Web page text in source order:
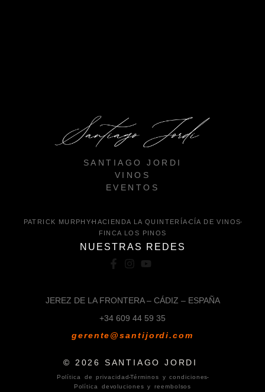
SANTIAGO JORDI
VINOS
EVENTOS
PATRICK MURPHYHACIENDA LA QUINTERÍA CÍA DE VINOS
FINCA LOS PINOS
NUESTRAS REDES
JEREZ DE LA FRONTERA – CÁDIZ – ESPAÑA
+34 609 44 59 35
gerente@santijordi.com
© 2026 SANTIAGO JORDI
Política de privacidad Términos y condiciones
Política devoluciones y reembolsos